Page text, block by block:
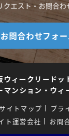
クエスト・お問合わ
お問合わせフォ
ウィークリードッ
マンション・ウィ
イトマップ
プラ
ト運営会社
お問